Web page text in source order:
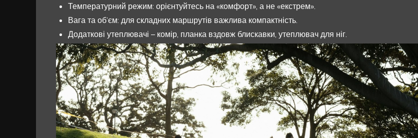
Температурний режим: орієнтуйтесь на «комфорт», а не «екстрем».
Вага та об’єм: для складних маршрутів важлива компактність.
Додаткові утеплювачі – комір, планка вздовж блискавки, утеплювач для ніг.